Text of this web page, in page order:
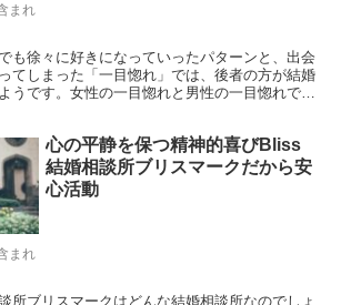
まれ
も徐々に好きになっていったパターンと、出会
てしまった「一目惚れ」では、後者の方が結婚
うです。女性の一目惚れと男性の一目惚れでは
まれ
心の平静を保つ精神的喜びBliss
結婚相談所ブリスマークだから安
心活動
所ブリスマークはどんな結婚相談所なのでしょ